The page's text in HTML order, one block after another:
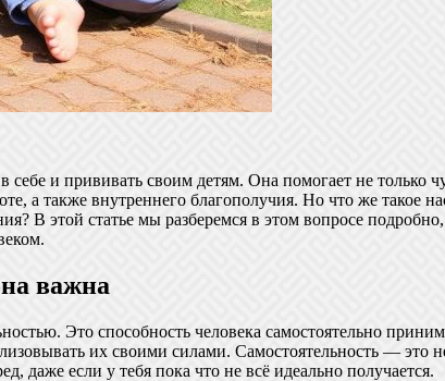
себе и прививать своим детям. Она помогает не только
а также внутреннего благополучия. Но что же такое
В этой статье мы разберемся в этом вопросе
важна
Это способность человека самостоятельно
их своими силами. Самостоятельность — это
даже если у тебя пока что не всё идеально получается.